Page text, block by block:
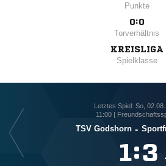
Punkte
0:0
Torverhältnis
KREISLIGA
Spielklasse
Letztes Spiel: So,
11:00 |
TSV Godshorn -
: